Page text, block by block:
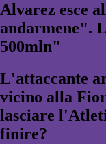
Alvarez esce
andarmene".
500mln"
L'attaccante
vicino alla
lasciare
finire?